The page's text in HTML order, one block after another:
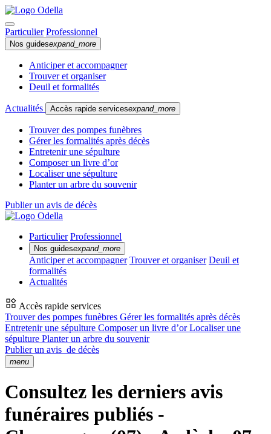
Particulier Professionnel
Nos guidesexpand_more
Anticiper et accompagner
Trouver et organiser
Deuil et formalités
Actualités Accès rapide servicesexpand_more
Trouver des pompes funèbres
Gérer les formalités après décès
Entretenir une sépulture
Composer un livre d’or
Localiser une sépulture
Planter un arbre du souvenir
Publier un avis de décès
Particulier Professionnel
Nos guidesexpand_more
Anticiper et accompagner Trouver et organiser Deuil et
formalités
Actualités
Accès rapide services
Trouver des pompes funèbres Gérer les formalités après décès
Entretenir une sépulture Composer un livre d’orLocaliser une
sépulture Planter un arbre du souvenir
Publier un avis de décès
menu
Consultez les derniers avis
funéraires publiés -